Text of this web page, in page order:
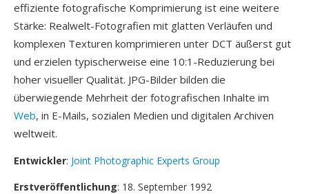
effiziente fotografische Komprimierung ist eine weitere
Stärke: Realwelt-Fotografien mit glatten Verläufen und
komplexen Texturen komprimieren unter DCT äußerst gut
und erzielen typischerweise eine 10:1-Reduzierung bei
hoher visueller Qualität. JPG-Bilder bilden die
überwiegende Mehrheit der fotografischen Inhalte im
Web, in E-Mails, sozialen Medien und digitalen Archiven
weltweit.
Entwickler: Joint Photographic Experts Group
Erstveröffentlichung: 18. September 1992